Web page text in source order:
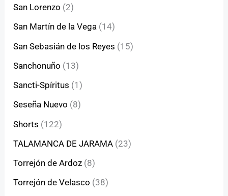
San Lorenzo (2)
San Martín de la Vega (14)
San Sebasián de los Reyes (15)
Sanchonuño (13)
Sancti-Spíritus (1)
Seseña Nuevo (8)
Shorts (122)
TALAMANCA DE JARAMA (23)
Torrejón de Ardoz (8)
Torrejón de Velasco (38)